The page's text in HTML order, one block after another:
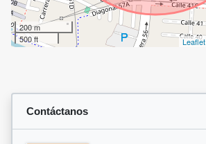
200 m
500 ft
Leaflet
Contáctanos